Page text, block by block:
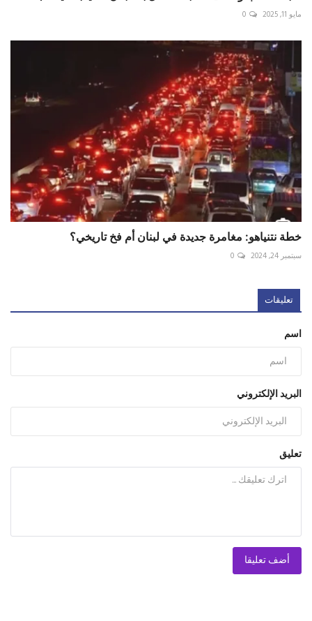
مايو 11, 2025 0
خطة نتنياهو: مغامرة جديدة في لبنان أم فخ تاريخي؟
سبتمبر 24, 2024 0
تعليقات
اسم
البريد الإلكتروني
تعليق
أضف تعليقا